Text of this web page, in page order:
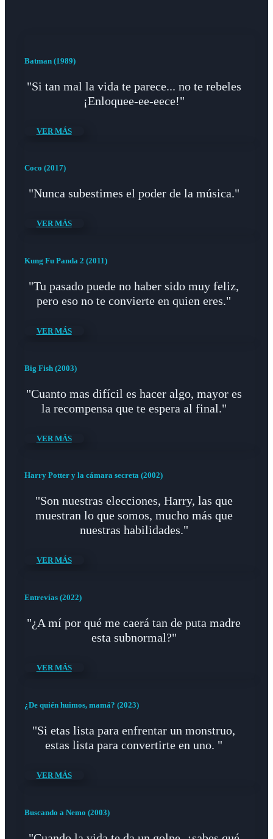
Batman (1989)
"Si tan mal la vida te parece... no te rebeles
¡Enloquee-ee-eece!"
VER MÁS
Coco (2017)
"Nunca subestimes el poder de la música."
VER MÁS
Kung Fu Panda 2 (2011)
"Tu pasado puede no haber sido muy feliz,
pero eso no te convierte en quien eres."
VER MÁS
Big Fish (2003)
"Cuanto mas difícil es hacer algo, mayor es
la recompensa que te espera al final."
VER MÁS
Harry Potter y la cámara secreta (2002)
"Son nuestras elecciones, Harry, las que
muestran lo que somos, mucho más que
nuestras habilidades."
VER MÁS
Entrevías (2022)
"¿A mí por qué me caerá tan de puta madre
esta subnormal?"
VER MÁS
¿De quién huimos, mamá? (2023)
"Si etas lista para enfrentar un monstruo,
estas lista para convertirte en uno. "
VER MÁS
Buscando a Nemo (2003)